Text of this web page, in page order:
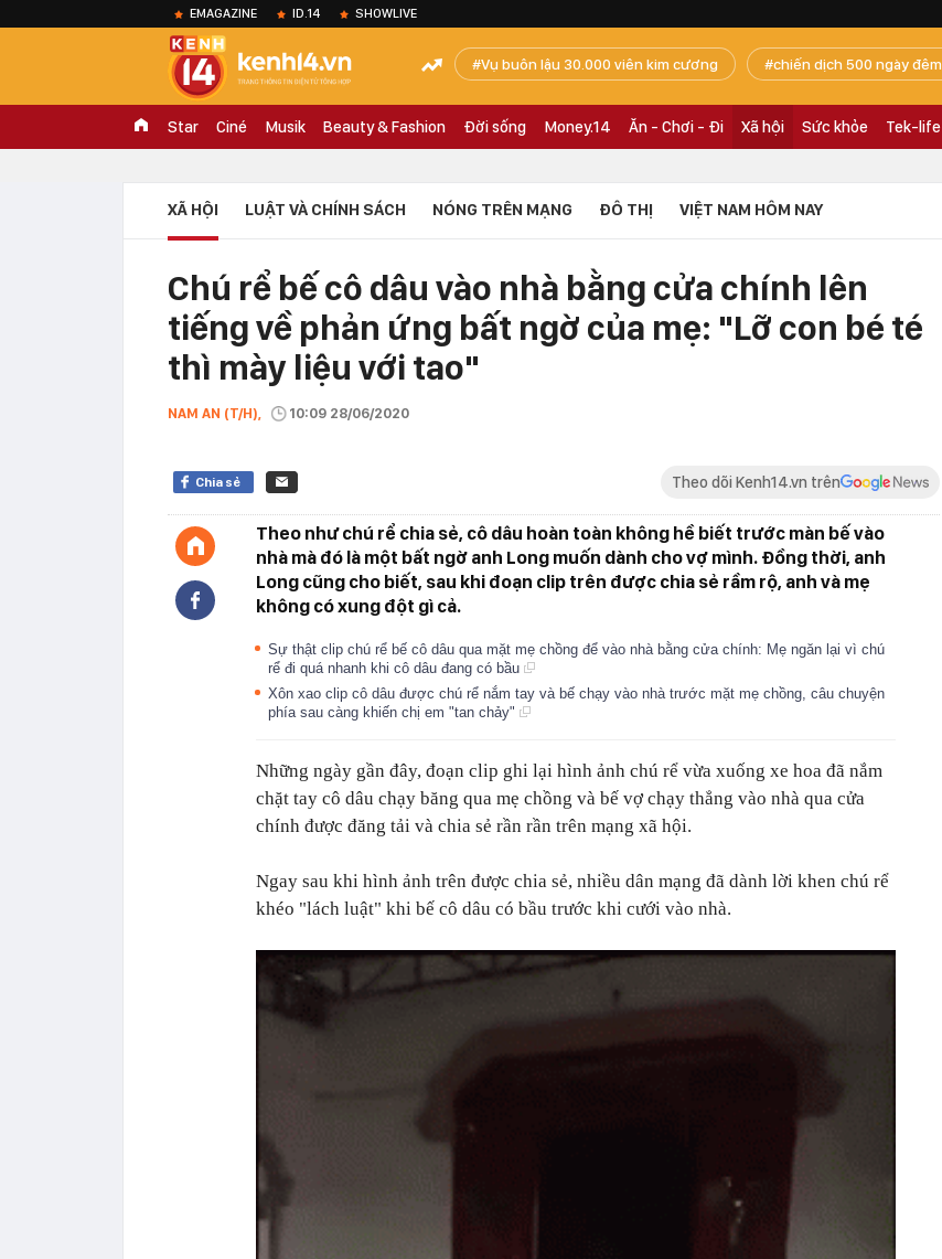
EMAGAZINE ID.14 SHOWLIVE
Vụ buôn lậu 30.000 viên kim cương chiến dịch 500 ngày đêm
Star Ciné Musik Beauty & Fashion Đời sống Money.14 Ăn - Chơi - Đi Xã hội Sức khỏe Tek-life
XÃ HỘI LUẬT VÀ CHÍNH SÁCH NÓNG TRÊN MẠNG ĐÔ THỊ VIỆT NAM HÔM NAY
Chú rể bế cô dâu vào nhà bằng cửa chính lên
tiếng về phản ứng bất ngờ của mẹ: "Lỡ con bé té
thì mày liệu với tao"
NAM AN (T/H), 10:09 28/06/2020
Chia sẻ Theo dõi Kenh14.vn trên
Theo như chú rể chia sẻ, cô dâu hoàn toàn không hề biết trước màn bế vào
nhà mà đó là một bất ngờ anh Long muốn dành cho vợ mình. Đồng thời, anh
Long cũng cho biết, sau khi đoạn clip trên được chia sẻ rầm rộ, anh và mẹ
không có xung đột gì cả.
Sự thật clip chú rể bế cô dâu qua mặt mẹ chồng để vào nhà bằng cửa chính: Mẹ ngăn lại vì chú
rể đi quá nhanh khi cô dâu đang có bầu
Xôn xao clip cô dâu được chú rể nắm tay và bế chạy vào nhà trước mặt mẹ chồng, câu chuyện
phía sau càng khiến chị em "tan chảy"
Những ngày gần đây, đoạn clip ghi lại hình ảnh chú rể vừa xuống xe hoa đã nắm
chặt tay cô dâu chạy băng qua mẹ chồng và bế vợ chạy thẳng vào nhà qua cửa
chính được đăng tải và chia sẻ rần rần trên mạng xã hội.
Ngay sau khi hình ảnh trên được chia sẻ, nhiều dân mạng đã dành lời khen chú rể
khéo "lách luật" khi bế cô dâu có bầu trước khi cưới vào nhà.